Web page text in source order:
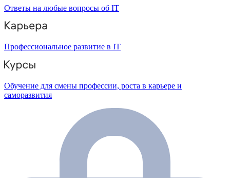
Ответы на любые вопросы об IT
Профессиональное развитие в IT
Обучение для смены профессии, роста в карьере и
саморазвития